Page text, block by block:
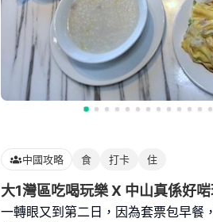
中國攻略 食 打卡 住
大1灣區吃喝玩樂 X 中山真係好
一轉眼又到第二日，因為套票包早餐